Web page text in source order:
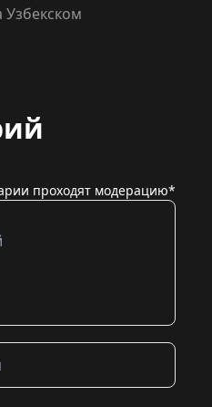
проходят модерацию*